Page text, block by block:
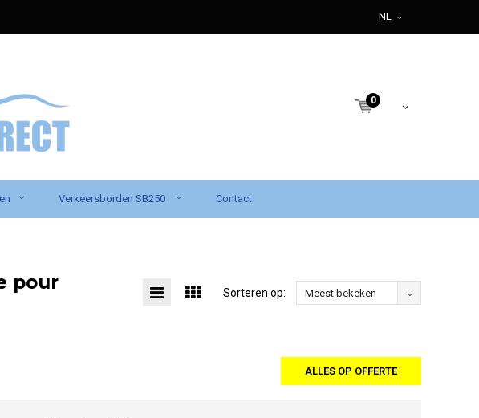
NL
0
Verkeersborden SB250 Contact
pour
Sorteren op: Meest bekeken
ALLES OP OFFERTE